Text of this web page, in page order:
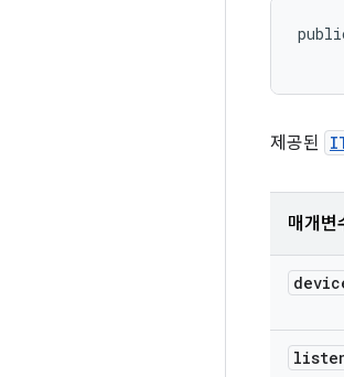
제공된
매개변